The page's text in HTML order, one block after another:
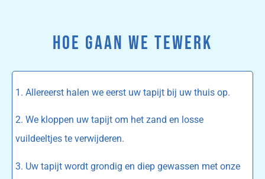
HOE GAAN WE TEWERK
1. Allereerst halen we eerst uw tapijt bij uw thuis op.
2. We kloppen uw tapijt om het zand en losse
vuildeeltjes te verwijderen.
3. Uw tapijt wordt grondig en diep gewassen met onze